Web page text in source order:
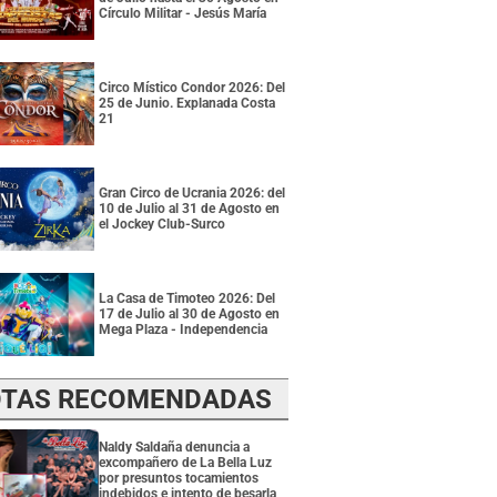
Círculo Militar - Jesús María
Circo Místico Condor 2026: Del
25 de Junio. Explanada Costa
21
Gran Circo de Ucrania 2026: del
10 de Julio al 31 de Agosto en
el Jockey Club-Surco
La Casa de Timoteo 2026: Del
17 de Julio al 30 de Agosto en
Mega Plaza - Independencia
RECOMENDADAS
Naldy Saldaña denuncia a
excompañero de La Bella Luz
por presuntos tocamientos
indebidos e intento de besarla